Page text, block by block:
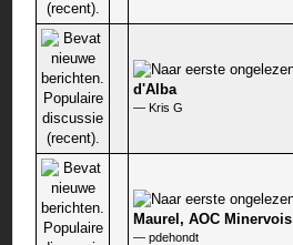
d'Alba
— Kris G
0 stem - 0 van 5 gemiddeld
Maurel, AOC Minervois
—pdehondt
0 stem - 0 van 5 gemiddeld